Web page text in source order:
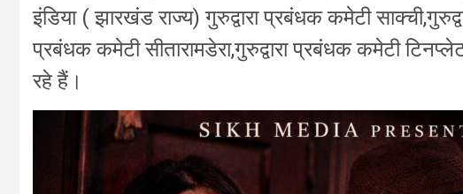
इंडिया ( झारखंड राज्य) गुरुद्वारा प्रबंधक कमेटी
प्रबंधक कमेटी सीतारामडेरा,गुरुद्वारा प्रबंधक कमेटी
रहे हैं।